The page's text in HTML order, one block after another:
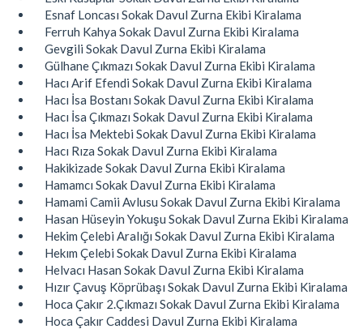
Esnaf Loncası Sokak Davul Zurna Ekibi Kiralama
Ferruh Kahya Sokak Davul Zurna Ekibi Kiralama
Gevgili Sokak Davul Zurna Ekibi Kiralama
Gülhane Çıkmazı Sokak Davul Zurna Ekibi Kiralama
Hacı Arif Efendi Sokak Davul Zurna Ekibi Kiralama
Hacı İsa Bostanı Sokak Davul Zurna Ekibi Kiralama
Hacı İsa Çıkmazı Sokak Davul Zurna Ekibi Kiralama
Hacı İsa Mektebi Sokak Davul Zurna Ekibi Kiralama
Hacı Rıza Sokak Davul Zurna Ekibi Kiralama
Hakikizade Sokak Davul Zurna Ekibi Kiralama
Hamamcı Sokak Davul Zurna Ekibi Kiralama
Hamami Camii Avlusu Sokak Davul Zurna Ekibi Kiralama
Hasan Hüseyin Yokuşu Sokak Davul Zurna Ekibi Kiralama
Hekim Çelebi Aralığı Sokak Davul Zurna Ekibi Kiralama
Hekım Çelebi Sokak Davul Zurna Ekibi Kiralama
Helvacı Hasan Sokak Davul Zurna Ekibi Kiralama
Hızır Çavuş Köprübaşı Sokak Davul Zurna Ekibi Kiralama
Hoca Çakır 2.Çıkmazı Sokak Davul Zurna Ekibi Kiralama
Hoca Çakır Caddesi Davul Zurna Ekibi Kiralama